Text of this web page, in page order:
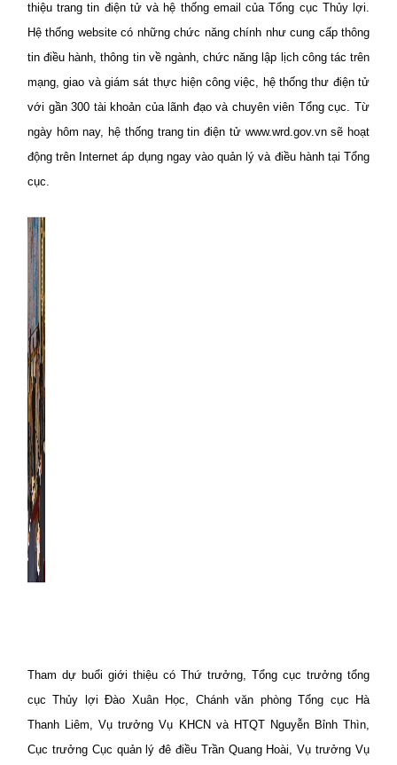
thiệu trang tin điện tử và hệ thống email của Tổng cục Thủy lợi.
Hệ thống website có những chức năng chính như cung cấp thông
tin điều hành, thông tin về ngành, chức năng lập lịch công tác trên
mạng, giao và giám sát thực hiện công việc, hệ thống thư điện tử
với gần 300 tài khoản của lãnh đạo và chuyên viên Tổng cục. Từ
ngày hôm nay, hệ thống trang tin điện tử www.wrd.gov.vn sẽ hoạt
động trên Internet áp dụng ngay vào quản lý và điều hành tại Tổng
cục.
Tham dự buổi giới thiệu có Thứ trưởng, Tổng cục trưởng tổng
cục Thủy lợi Đào Xuân Học, Chánh văn phòng Tổng cục Hà
Thanh Liêm, Vụ trưởng Vụ KHCN và HTQT Nguyễn Bỉnh Thìn,
Cục trưởng Cục quản lý đê điều Trần Quang Hoài, Vụ trưởng Vụ